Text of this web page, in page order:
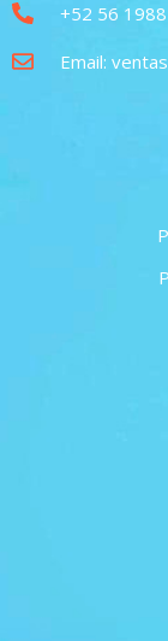
+52 56
Email: